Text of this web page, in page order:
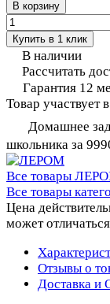
В корзину
Купить в 1 клик
В наличии
Рассчитать
Гарантия 12
Товар участвует
Домашнее
школьника за
Все товары
Все товары
Цена
может
Отзывы о
Доставка и